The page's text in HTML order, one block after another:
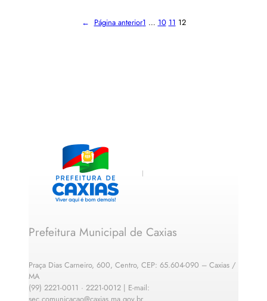
← Página anterior1 … 10 11 12
Prefeitura Municipal de Caxias
Praça Dias Carneiro, 600, Centro, CEP: 65.604-090 – Caxias /
MA
(99) 2221-0011 · 2221-0012 | E-mail:
sec.comunicacao@caxias.ma.gov.br